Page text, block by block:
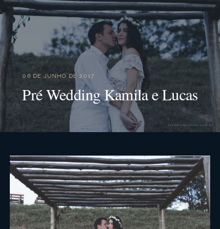
06 DE JUNHO DE 2017
Pré Wedding Kamila e Lucas